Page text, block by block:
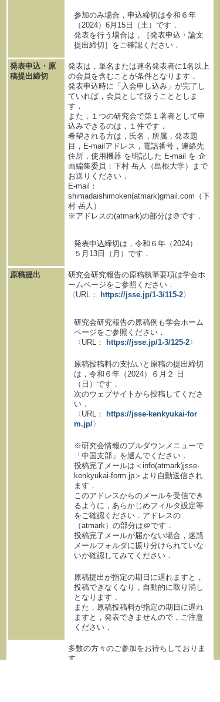
参加のみ場合，申込締切は令和６年
（2024）6月15日（土）です．
発表を行う場合は，［発表申込・論文
提出締切］をご確認ください．
発表申込・原
稿提出締切
発表は，単名または連名発表者に1名以上
の会員を含むことが条件となります．
発表申込時に「入会申し込み」が完了し
ていれば，会員として扱うこととしま
す．
また，１つの研究会で第１著者として申
込みできるのは，１件です．
希望される方は，氏名，所属，発表題
目，E-mailアドレス，電話番号，連絡先
住所，使用機器 を明記した E-mail を 企
画編集委員：下村 岳人（島根大学）まで
お送りください．
E-mail：
shimadaishimoken(atmark)gmail.com（下
村 岳人）
※アドレスの(atmark)の部分は＠です．
発表申込締切は，令和６年（2024）
５月13日（月）です．
原稿提出
研究会研究報告の原稿執筆要項は学会ホ
ームページをご参照ください．
〈URL：
https://jsse.jp/1-3/115-2〉
研究会研究報告の原稿例も学会ホーム
ページをご参照ください．
〈URL：
https://jsse.jp/1-3/125-2〉
原稿投稿料の支払いと原稿の提出締切
は，令和６年（2024）６月２ 日
（日）です．
次のウェブサイトから投稿してくださ
い．
〈URL：
https://jsse-kenkyukai-for
m.jp/〉
※研究会情報のプルダウンメニューで
「中国支部」を選んでください．
投稿完了メールは＜info(atmark)jsse-
kenkyukai-form.jp＞より自動送信され
ます．
このアドレスからのメールを受信でき
るように，あらかじめフィルタ設定等
をご確認ください．アドレスの
（atmark）の部分は＠です．
投稿完了メールが届かない場合，迷惑
メールフォルダに振り分けられていな
いか確認してみてください．
原稿提出が指定の期日に遅れますと，
投稿できなくなり，自動的に取り消し
となります．
また，原稿投稿料が指定の期日に遅れ
ますと，発表できませんので，ご注意
ください．
多数の方々のご参加をお待ちしておりま
す。